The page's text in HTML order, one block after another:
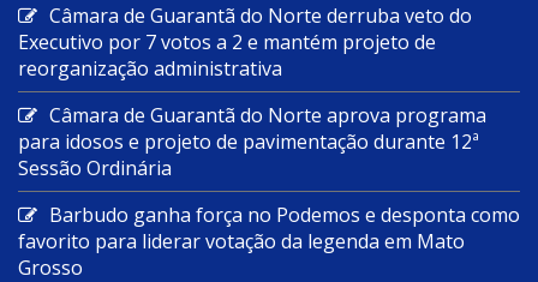
Câmara de Guarantã do Norte derruba veto do
Executivo por 7 votos a 2 e mantém projeto de
reorganização administrativa
Câmara de Guarantã do Norte aprova programa
para idosos e projeto de pavimentação durante 12ª
Sessão Ordinária
Barbudo ganha força no Podemos e desponta como
favorito para liderar votação da legenda em Mato
Grosso